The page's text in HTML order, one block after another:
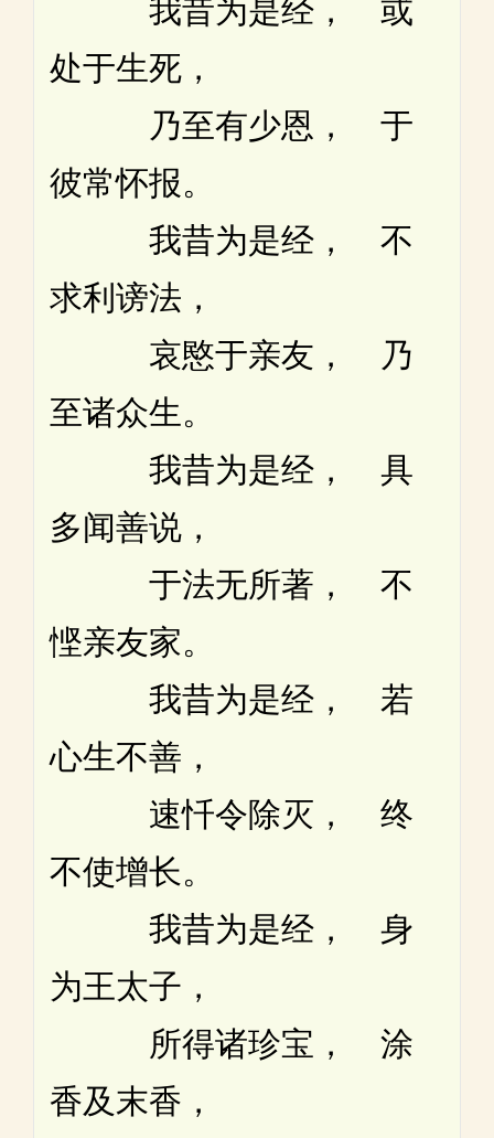
我昔为是经， 或
处于生死，
乃至有少恩， 于
彼常怀报。
我昔为是经， 不
求利谤法，
哀愍于亲友， 乃
至诸众生。
我昔为是经， 具
多闻善说，
于法无所著， 不
悭亲友家。
我昔为是经， 若
心生不善，
速忏令除灭， 终
不使增长。
我昔为是经， 身
为王太子，
所得诸珍宝， 涂
香及末香，